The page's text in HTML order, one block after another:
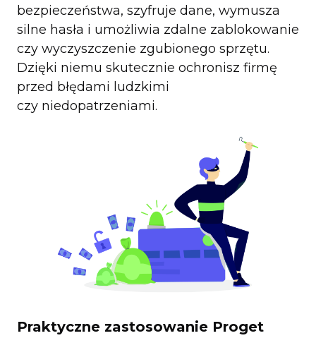
bezpieczeństwa, szyfruje dane, wymusza
silne hasła i umożliwia zdalne zablokowanie
czy wyczyszczenie zgubionego sprzętu.
Dzięki niemu skutecznie ochronisz firmę
przed błędami ludzkimi
czy niedopatrzeniami.
Praktyczne zastosowanie Proget